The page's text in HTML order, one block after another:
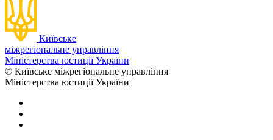
Київське
міжрегіональне управління
Міністерства юстиції України
© Київське міжрегіональне управління
Міністерства юстиції України